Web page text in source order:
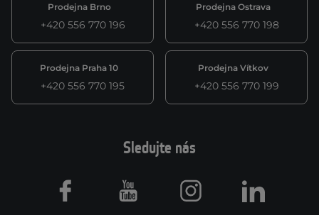
Prodejna Brno
+420 556 770 196
Prodejna Ostrava
+420 556 770 198
Prodejna Praha 10
+420 556 770 195
Prodejna Vítkov
+420 556 770 199
Sledujte nás
Facebook Youtube Instagram LinkedIn